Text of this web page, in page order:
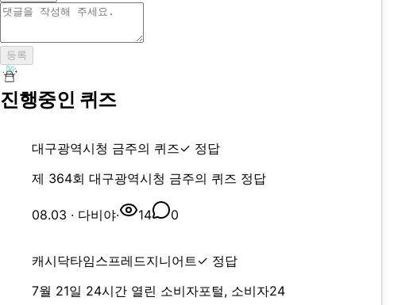
등록
진행중인 퀴즈
대구광역시청 금주의 퀴즈✓ 정답
제 364회 대구광역시청 금주의 퀴즈 정답
08.03 · 다비야· 14 0
캐시닥타임스프레드지니어트✓ 정답
7월 21일 24시간 열린 소비자포털, 소비자24